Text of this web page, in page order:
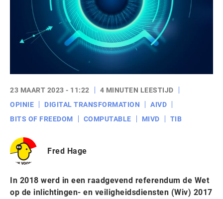
23 MAART 2023 - 11:22
4 MINUTEN LEESTIJD
OPINIE
DIGITAL TRANSFORMATION
AIVD
BITS OF FREEDOM
COMPUTABLE MIVD TIB
Fred Hage
In 2018 werd in een raadgevend referendum de Wet
op de inlichtingen- en veiligheidsdiensten (Wiv) 2017